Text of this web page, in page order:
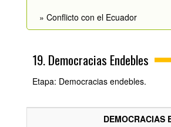
» Conflicto con el Ecuador
19. Democracias Endebles
Etapa: Democracias endebles.
DEMOCRACIAS